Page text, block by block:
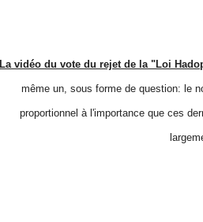
La vidéo du vote du rejet de la "Loi
même un, sous forme de question: le
proportionnel à l'importance que ces